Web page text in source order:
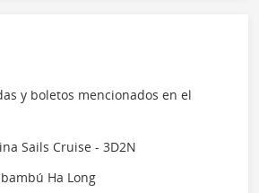
y boletos mencionados en el
Sails Cruise - 3D2N
Ha Long